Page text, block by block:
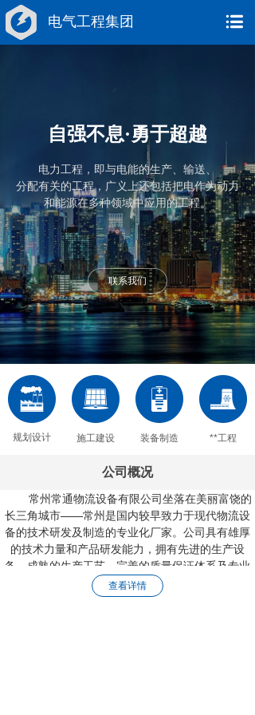
联系我们
电力工程， 即与电能的生产、 输送、
分配有关的工程， 广义上还包括把电作为动力
和能源在多种领域中应用的工程。
自强不息·勇于超越
规划设计 施工建设 装备制造 **工程
公司概况
常州常通物流设备有限公司坐落在美丽富饶的
长三角城市——常州是国内较早致力于现代物流设
备的技术研发及制造的专业化厂家。公司具有雄厚
的技术力量和产品研发能力，拥有先进的生产设
备，成熟的生产工艺，完善的质量保证体系 及专业
化的现场施工、售后服务队伍。
查看详情
电气工程集团